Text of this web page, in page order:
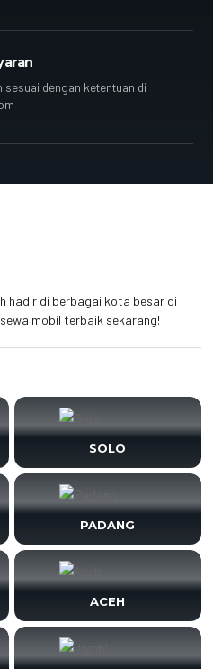
dengan ketentuan di
hadir di berbagai kota besar di
mobil terbaik sekarang!
SOLO
PADANG
ACEH